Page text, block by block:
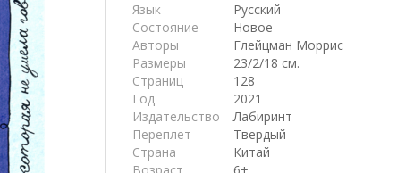
Язык
Русский
Состояние
Новое
Авторы
Глейцман Моррис
Размеры
23/2/18 см.
Страниц
128
Год
2021
Издательство
Лабиринт
Переплет
Твердый
Страна
Китай